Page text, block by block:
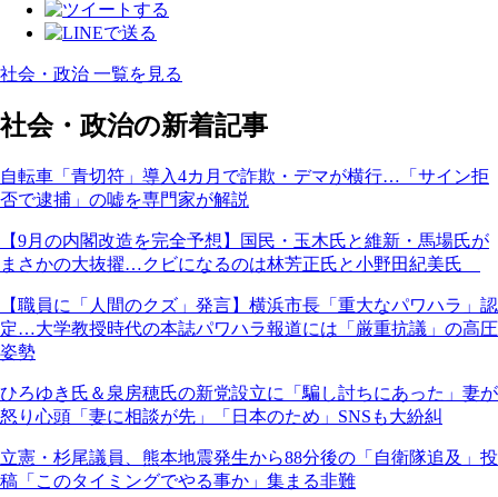
社会・政治 一覧を見る
社会・政治の新着記事
自転車「青切符」導入4カ月で詐欺・デマが横行…「サイン拒
否で逮捕」の嘘を専門家が解説
【9月の内閣改造を完全予想】国民・玉木氏と維新・馬場氏が
まさかの大抜擢…クビになるのは林芳正氏と小野田紀美氏
【職員に「人間のクズ」発言】横浜市長「重大なパワハラ」認
定…大学教授時代の本誌パワハラ報道には「厳重抗議」の高圧
姿勢
ひろゆき氏＆泉房穂氏の新党設立に「騙し討ちにあった」妻が
怒り心頭「妻に相談が先」「日本のため」SNSも大紛糾
立憲・杉尾議員、熊本地震発生から88分後の「自衛隊追及」投
稿「このタイミングでやる事か」集まる非難